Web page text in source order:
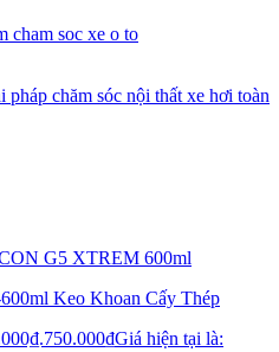
chăm sóc nội thất xe hơi toàn
Keo Khoan Cấy Thép
750.000₫Giá hiện tại là: